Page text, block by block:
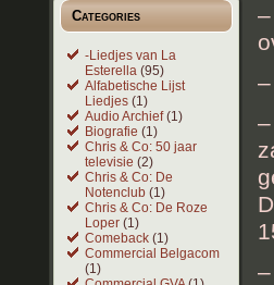
Categories
-Liedjes van La
Esterella (95)
Alfabetische Lijst
Liedjes (1)
Audio Archief(1)
Biografie (1)
Chris & Co: 50 jaar
televisie (2)
Chris & Co: De
Notenclub (1)
Chris & Co: De Roze
Loper (1)
Comeback (1)
Commercial Belgacom
(1)